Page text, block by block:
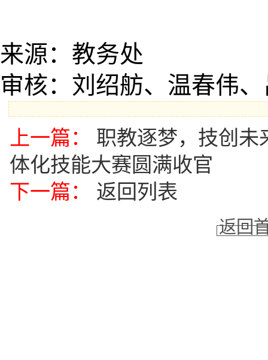
来源：教务处
审核：刘绍舫、温春伟
上一篇：
职教逐梦，技创未
体化技能大赛圆满收官
下一篇：
返回列表
返回